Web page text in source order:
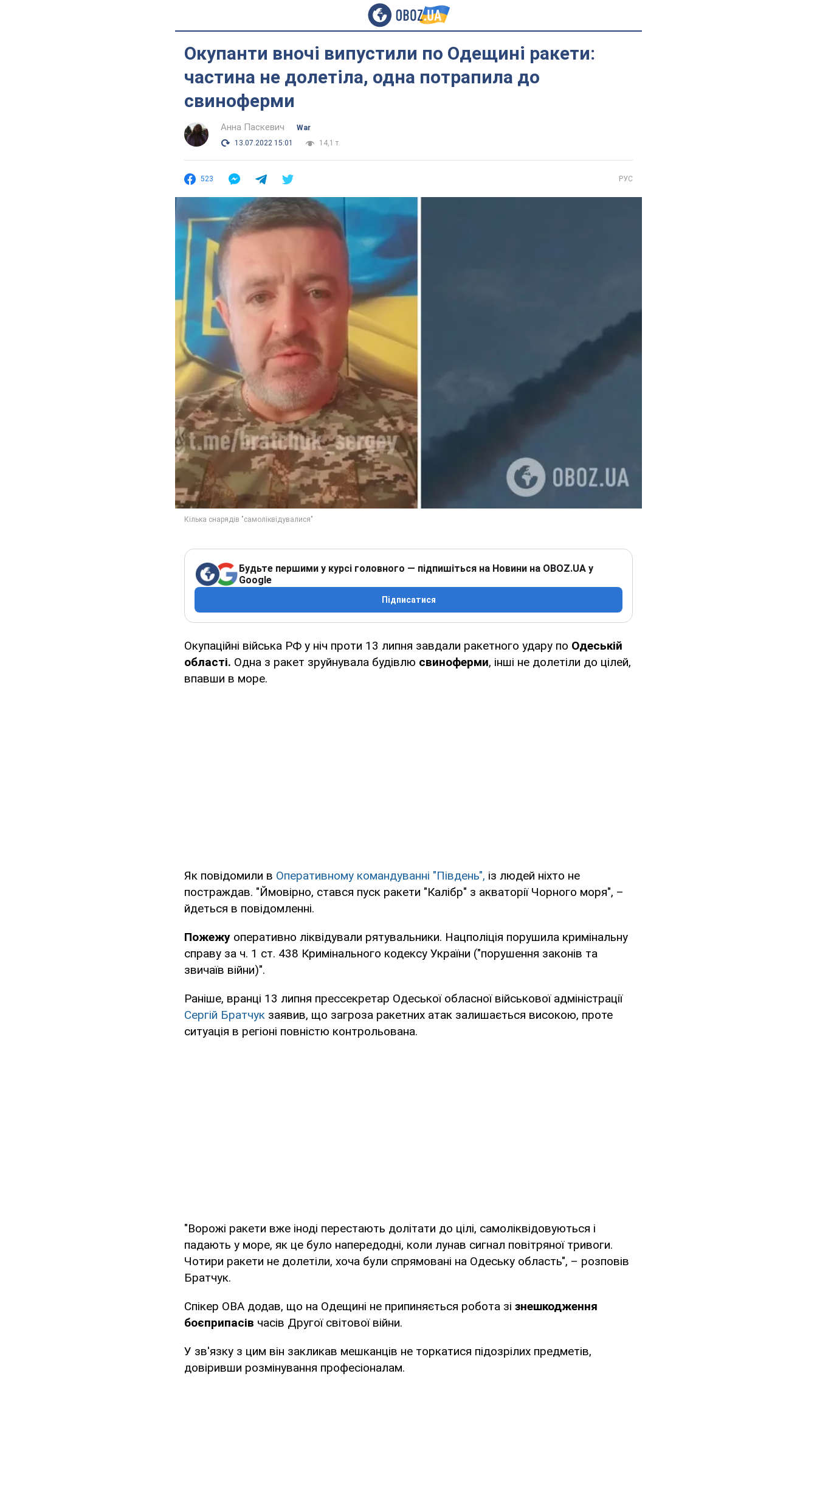
Окупанти вночі випустили по Одещині ракети:
частина не долетіла, одна потрапила до
свиноферми
Анна Паскевич
War
13.07.2022 15:01
14,1 т.
523 РУС
Будьте першими у курсі головного — підпишіться на Новини на OBOZ.UA у
Google
Підписатися
Окупаційні війська РФ у ніч проти 13 липня завдали ракетного удару по Одеській
області. Одна з ракет зруйнувала будівлю свиноферми, інші не долетіли до цілей,
впавши в море.
Як повідомили в Оперативному командуванні "Південь", із людей ніхто не
постраждав. "Ймовірно, стався пуск ракети "Калібр" з акваторії Чорного моря", –
йдеться в повідомленні.
Пожежу оперативно ліквідували рятувальники. Нацполіція порушила кримінальну
справу за ч. 1 ст. 438 Кримінального кодексу України ("порушення законів та
звичаїв війни)".
Раніше, вранці 13 липня прессекретар Одеської обласної військової адміністрації
Сергій Братчук заявив, що загроза ракетних атак залишається високою, проте
ситуація в регіоні повністю контрольована.
"Ворожі ракети вже іноді перестають долітати до цілі, самоліквідовуються і
падають у море, як це було напередодні, коли лунав сигнал повітряної тривоги.
Чотири ракети не долетіли, хоча були спрямовані на Одеську область", – розповів
Братчук.
Спікер ОВА додав, що на Одещині не припиняється робота зі знешкодження
боєприпасів часів Другої світової війни.
У зв'язку з цим він закликав мешканців не торкатися підозрілих предметів,
довіривши розмінування професіоналам.